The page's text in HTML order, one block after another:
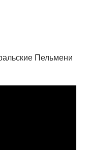
Пельмени